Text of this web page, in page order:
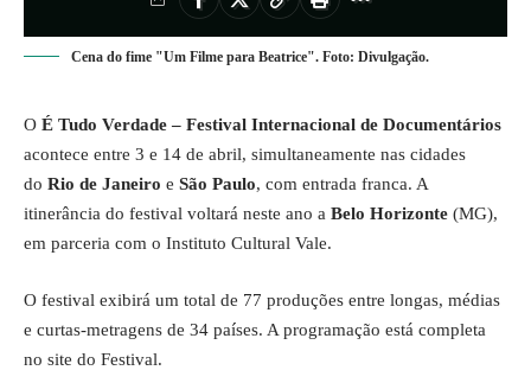
Cena do fime "Um Filme para Beatrice". Foto: Divulgação.
O É Tudo Verdade – Festival Internacional de Documentários
acontece entre 3 e 14 de abril, simultaneamente nas cidades
do Rio de Janeiro e São Paulo, com entrada franca. A
itinerância do festival voltará neste ano a Belo Horizonte (MG),
em parceria com o Instituto Cultural Vale.
O festival exibirá um total de 77 produções entre longas, médias
e curtas-metragens de 34 países. A programação está completa
no site do Festival.